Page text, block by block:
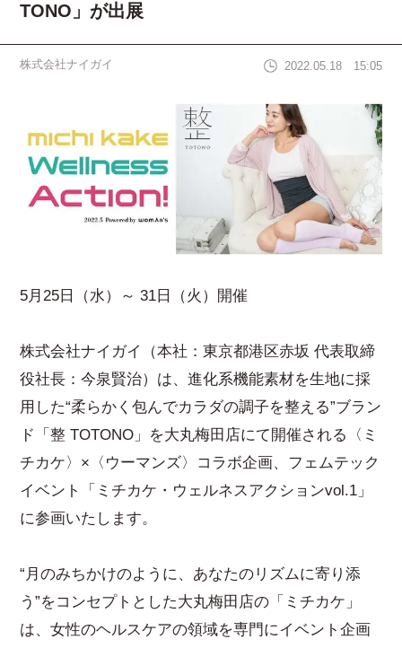
TONO」が出展
株式会社ナイガイ 2022.05.18 15:05
5月25日（水）～ 31日（火）開催
株式会社ナイガイ（本社：東京都港区赤坂 代表取締
役社長：今泉賢治）は、進化系機能素材を生地に採
用した“柔らかく包んでカラダの調子を整える”ブラン
ド「整 TOTONO」を大丸梅田店にて開催される〈ミ
チカケ〉×〈ウーマンズ〉コラボ企画、フェムテック
イベント「ミチカケ・ウェルネスアクションvol.1」
に参画いたします。
“月のみちかけのように、あなたのリズムに寄り添
う”をコンセプトとした大丸梅田店の「ミチカケ」
は、女性のヘルスケアの領域を専門にイベント企画